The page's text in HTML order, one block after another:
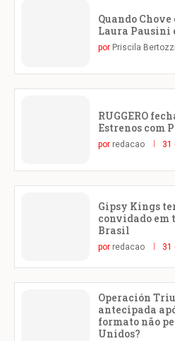
Quando Chove
Laura Pausini
por Priscila Bertozzi
RUGGERO
Estrenos com
por redacao 31
Gipsy Kings
convidado
Brasil
por redacao 31
Operación
antecipada
formato não
Unidos?